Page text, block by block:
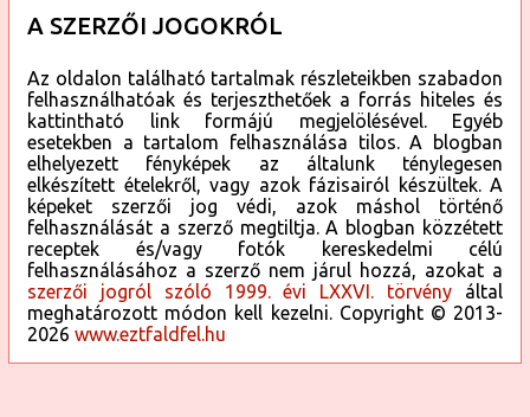
A SZERZŐI JOGOKRÓL
Az oldalon található tartalmak részleteikben szabadon
felhasználhatóak és terjeszthetőek a forrás hiteles és
kattintható link formájú megjelölésével. Egyéb
esetekben a tartalom felhasználása tilos. A blogban
elhelyezett fényképek az általunk ténylegesen
elkészített ételekről, vagy azok fázisairól készültek. A
képeket szerzői jog védi, azok máshol történő
felhasználását a szerző megtiltja. A blogban közzétett
receptek és/vagy fotók kereskedelmi célú
felhasználásához a szerző nem járul hozzá, azokat a
szerzői jogról szóló 1999. évi LXXVI. törvény által
meghatározott módon kell kezelni. Copyright © 2013-
2026 www.eztfaldfel.hu